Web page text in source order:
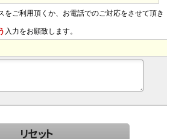
をご利用頂くか、お電話でのご対応をさせて頂き
入力をお願致します。